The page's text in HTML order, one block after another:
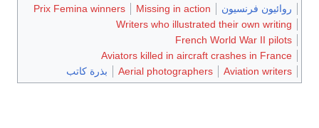
روائيون فرنسيون
Missing in action
Prix Femina winners
Writers who illustrated their own writing
French World War II pilots
Aviators killed in aircraft crashes in France
Aviation writers
Aerial photographers بذرة كاتب